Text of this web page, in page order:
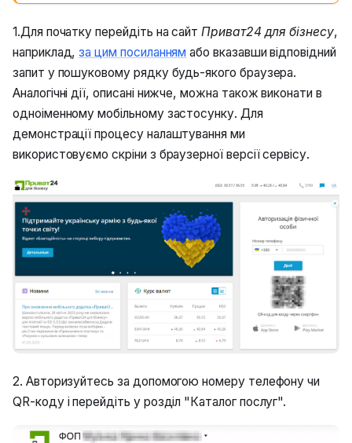
1.Для початку перейдіть на сайтПриват24 для бізнесу,
наприклад,за цим посиланням або вказавши відповідний
запит у пошуковому рядку будь-якого браузера.
Аналогічні дії, описані нижче, можна також виконати в
одноіменному мобільному застосунку. Для
демонстрації процесу налаштування ми
використовуємо скріни з браузерної версії сервісу.
2. Авторизуйтесь за допомогою номеру телефону чи
QR-коду і перейдіть у розділ "Каталог послуг".